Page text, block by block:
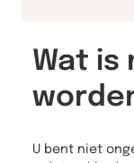
Wat is
U bent niet